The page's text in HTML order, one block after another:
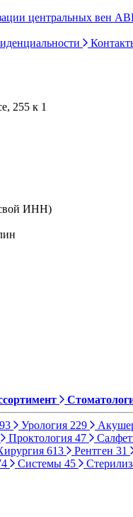
центральных вен
255 к 1
свой ИНН)
Урология 229
Проктология 47
613 Рентген 31
Системы 45